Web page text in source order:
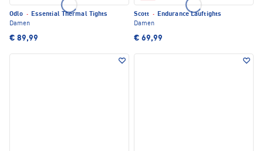
Odlo · Essential Thermal Tights
Damen
€ 89,99
Scott · Endurance Lauftights
Damen
€ 69,99